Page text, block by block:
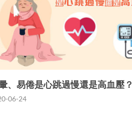
、易倦是心跳過慢還是高血壓？
06-24